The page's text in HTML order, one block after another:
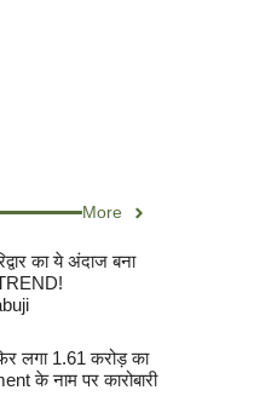
More
का ये अंदाज बना
लगा 1.61 करोड़ का
के नाम पर कारोबारी